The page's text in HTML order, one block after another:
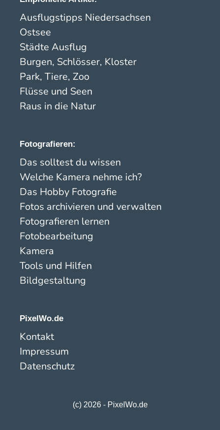
Ausflugstipps Niedersachsen
Ostsee
Städte Ausflug
Burgen, Schlösser, Kloster
Park, Tiere, Zoo
Flüsse und Seen
Raus in die Natur
Fotografieren:
Das solltest du wissen
Welche Kamera nehme ich?
Das Hobby Fotografie
Fotos archivieren und verwalten
Fotografieren lernen
Fotobearbeitung
Kamera
Tools und Hilfen
Bildgestaltung
PixelWo.de
Kontakt
Impressum
Datenschutz
(c) 2026 - PixelWo.de